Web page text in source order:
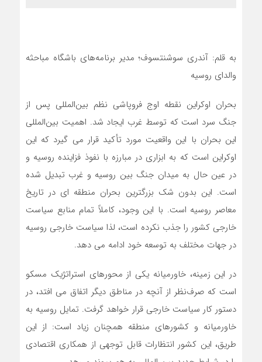
به قلم: آندری سوشنتسوف؛ مدیر برنامه‌‌های باشگاه مباحثه
والدای روسیه
بحران اوکراین نقطه اوج فروپاشی نظم بین‌المللی پس از
جنگ سرد است که توسط غرب ایجاد شد. اهمیت بین‌المللی
این بحران با این واقعیت مورد تأکید قرار می گیرد که این
اوکراین است که به ابزاری در مبارزه با نفوذ فزاینده روسیه و
در عین حال به میدان جنگ بین روسیه و غرب تبدیل شده
است. این بدون شک بزرگترین بحران منطقه ای در تاریخ
معاصر روسیه است. با این وجود، کاملاً تمام منابع سیاست
خارجی کشور را جذب نکرده است، لذا سیاست خارجی روسیه
در جهات مختلف به توسعه خود ادامه می دهد.
در این زمینه، خاورمیانه یکی از محورهای استراتژیک مسکو
است که صرف‌نظر از آنچه در مناطق دیگر اتفاق می افتد، در
دستور کار سیاست خارجی قرار خواهد گرفت. تمایل روسیه به
خاورمیانه و کشورهای منطقه همچنان زیاد است: از این
طریق، این کشور انتظارات قابل توجهی از همکاری اقتصادی